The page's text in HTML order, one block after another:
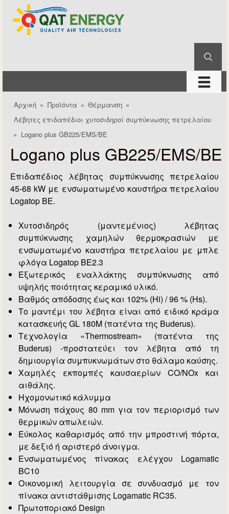
κυρίως περιεχόμενο
QAT
Energy
μενού
Είστε εδώ
Αρχική » Προϊόντα » Θέρμανση »
Λέβητες επιδαπέδιοι χυτοσιδηροί συμπύκνωσης πετρελαίου
» Logano plus GB225/EMS/BE
Logano plus GB225/EMS/BE
Επιδαπέδιος λέβητας συμπύκνωσης πετρελαίου
45-68 kW με ενσωματωμένο καυστήρα πετρελαίου
Logatop ΒΕ.
Χυτοσιδηρός (μαντεμένιος) λέβητας
συμπύκνωσης χαμηλών θερμοκρασιών με
ενσωματωμένο καυστήρα πετρελαίου με μπλε
φλόγα Logatop BE2.3
Εξωτερικός εναλλάκτης συμπύκνωσης από
υψηλής ποιότητας κεραμικό υλικό.
Βαθμός απόδοσης έως και 102% (Hi) / 96 % (Ηs).
Το μαντέμι του λέβητα είναι από ειδικό κράμα
κατασκευής GL 180M (πατέντα της Buderus).
Τεχνολογία «Thermostream» (πατέντα της
Buderus) -προστατεύει τον λέβητα από τη
δημιουργία συμπυκνωμάτων στο θάλαμο καύσης.
Χαμηλές εκπομπές καυσαερίων CO/NOx και
αιθάλης.
Ηχομονωτικό κάλυμμα
Μόνωση πάχους 80 mm για τον περιορισμό των
θερμικών απωλειών.
Εύκολος καθαρισμός από την μπροστινή πόρτα,
με δεξιό ή αριστερό άνοιγμα.
Ενσωματωμένος πίνακας ελέγχου Logamatic
BC10
Οικονομική λειτουργία σε συνδυασμό με τον
πίνακα αντιστάθμισης Logamatic RC35.
Πρωτοποριακό Design